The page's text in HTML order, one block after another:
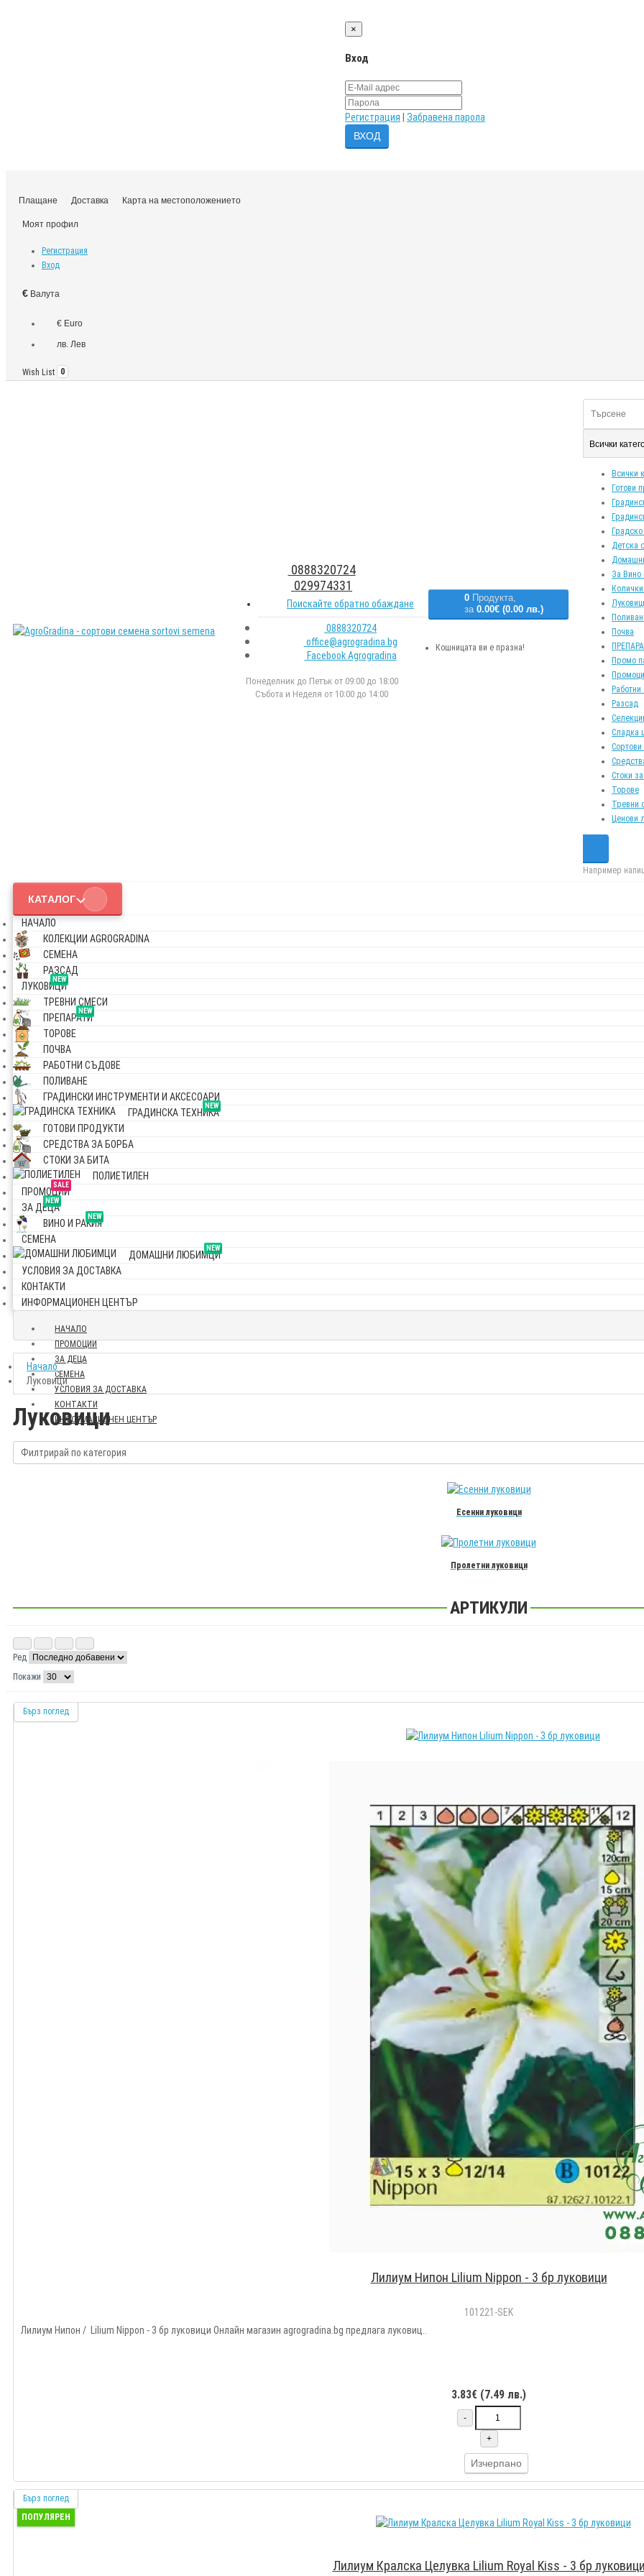
×
Вход
Регистрация Забравена парола
Плащане Доставка Карта на местоположението
Моят профил
Регистрация
Вход
€ Валута
€ Euro
лв. Лев
Wish List 0
0888320724
029974331
Поискайте обратно обаждане
0888320724
office@agrogradina.bg
Facebook Agrogradina
Понеделник до Петък от 09:00 до 18:00
Събота и Неделя от 10:00 до 14:00
0 Продукта,
за 0.00€ (0.00 лв.)
Кошницата ви е празна!
Всички
Всички
Готови
Детска
За Вино
Почва
Промо
Разсад
Сладка
Стоки
Торове
Тревни
Ценови
Например
КАТАЛОГ
НАЧАЛО
КОЛЕКЦИИ AGROGRADINA
СЕМЕНА
РАЗСАД
NEW
ЛУКОВИЦИ
ТРЕВНИ СМЕСИ
NEW
ПРЕПАРАТИ
ТОРОВЕ
ПОЧВА
РАБОТНИ СЪДОВЕ
ПОЛИВАНЕ
ГРАДИНСКИ ИНСТРУМЕНТИ И АКСЕСОАРИ
NEW
ГРАДИНСКА ТЕХНИКА
ГОТОВИ ПРОДУКТИ
СРЕДСТВА ЗА БОРБА
СТОКИ ЗА БИТА
ПОЛИЕТИЛЕН
SALE
ПРОМОЦИИ
NEW
ЗА ДЕЦА
NEW
ВИНО И РАКИЯ
СЕМЕНА
NEW
ДОМАШНИ ЛЮБИМЦИ
УСЛОВИЯ ЗА ДОСТАВКА
КОНТАКТИ
ИНФОРМАЦИОНЕН ЦЕНТЪР
НАЧАЛО
ПРОМОЦИИ
ЗА ДЕЦА
СЕМЕНА
УСЛОВИЯ ЗА ДОСТАВКА
КОНТАКТИ
ИНФОРМАЦИОНЕН ЦЕНТЪР
Начало
Луковици
Луковици
Филтрирай по категория
Есенни луковици
Пролетни луковици
АРТИКУЛИ
Ред
Покажи
Бърз поглед
Лилиум Нипон Lilium Nippon - 3 бр луковици
101221-SEK
Лилиум Нипон / Lilium Nippon - 3 бр луковици Онлайн магазин agrogradina.bg предлага луковиц..
3.83€ (7.49 лв.)
-
+
Изчерпано
Бърз поглед
ПОПУЛЯРЕН
Лилиум Кралска Целувка Lilium Royal Kiss - 3 бр луковици